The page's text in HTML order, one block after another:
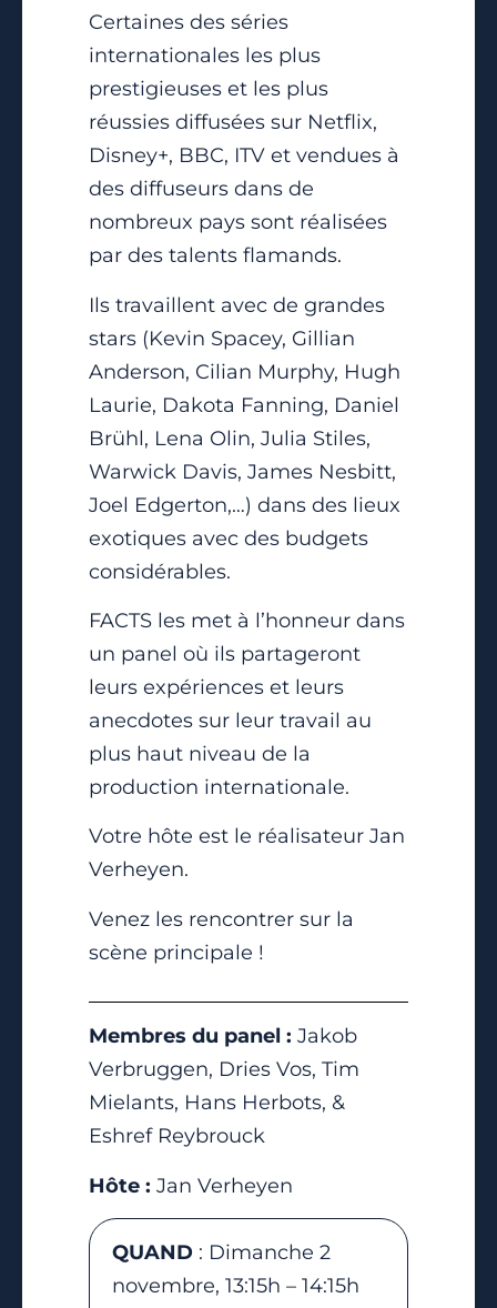
Certaines des séries
internationales les plus
prestigieuses et les plus
réussies diffusées sur Netflix,
Disney+, BBC, ITV et vendues à
des diffuseurs dans de
nombreux pays sont réalisées
par des talents flamands.
Ils travaillent avec de grandes
stars (Kevin Spacey, Gillian
Anderson, Cilian Murphy, Hugh
Laurie, Dakota Fanning, Daniel
Brühl, Lena Olin, Julia Stiles,
Warwick Davis, James Nesbitt,
Joel Edgerton,…) dans des lieux
exotiques avec des budgets
considérables.
FACTS les met à l’honneur dans
un panel où ils partageront
leurs expériences et leurs
anecdotes sur leur travail au
plus haut niveau de la
production internationale.
Votre hôte est le réalisateur Jan
Verheyen.
Venez les rencontrer sur la
scène principale !
Membres du panel : Jakob
Verbruggen, Dries Vos, Tim
Mielants, Hans Herbots, &
Eshref Reybrouck
Hôte : Jan Verheyen
QUAND : Dimanche 2
novembre, 13:15h – 14:15h